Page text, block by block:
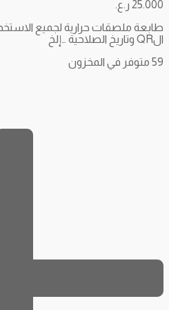
25.000 ر.ع.
طابعة ملصقات حرارية لجميع
الQR وتاريخ الصلاحية …إلخ
59 متوفر في المخزون